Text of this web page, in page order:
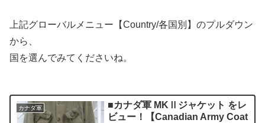
上記グローバルメニュー【Country/各国別】のプルダウン
から、
国を選んでみてくださいね。
カナダ軍
■カナダ軍 MKⅡジャケット をレ
ビュー！【Canadian Army Coat